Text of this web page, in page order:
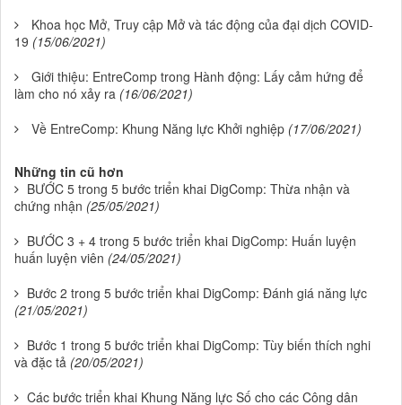
Khoa học Mở, Truy cập Mở và tác động của đại dịch COVID-
19 (15/06/2021)
Giới thiệu: EntreComp trong Hành động: Lấy cảm hứng để
làm cho nó xảy ra (16/06/2021)
Về EntreComp: Khung Năng lực Khởi nghiệp (17/06/2021)
Những tin cũ hơn
BƯỚC 5 trong 5 bước triển khai DigComp: Thừa nhận và
chứng nhận (25/05/2021)
BƯỚC 3 + 4 trong 5 bước triển khai DigComp: Huấn luyện
huấn luyện viên (24/05/2021)
Bước 2 trong 5 bước triển khai DigComp: Đánh giá năng lực
(21/05/2021)
Bước 1 trong 5 bước triển khai DigComp: Tùy biến thích nghi
và đặc tả (20/05/2021)
Các bước triển khai Khung Năng lực Số cho các Công dân